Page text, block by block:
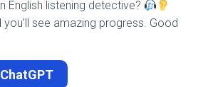
English listening detective?
see amazing progress. Good